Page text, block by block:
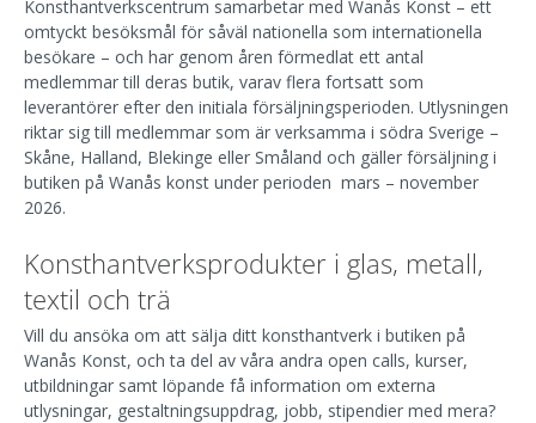
Konsthantverkscentrum samarbetar med Wanås Konst – ett
omtyckt besöksmål för såväl nationella som internationella
besökare – och har genom åren förmedlat ett antal
medlemmar till deras butik, varav flera fortsatt som
leverantörer efter den initiala försäljningsperioden. Utlysningen
riktar sig till medlemmar som är verksamma i södra Sverige –
Skåne, Halland, Blekinge eller Småland och gäller försäljning i
butiken på Wanås konst under perioden mars – november
2026.
Konsthantverksprodukter i glas, metall,
textil och trä
Vill du ansöka om att sälja ditt konsthantverk i butiken på
Wanås Konst, och ta del av våra andra open calls, kurser,
utbildningar samt löpande få information om externa
utlysningar, gestaltningsuppdrag, jobb, stipendier med mera?